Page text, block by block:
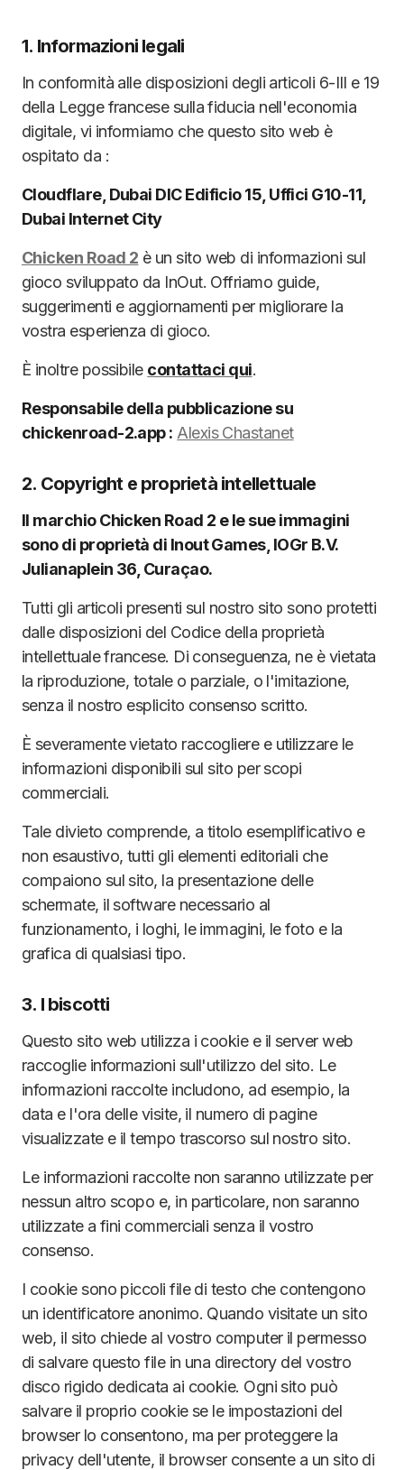
1. Informazioni legali
In conformità alle disposizioni degli articoli 6-III e 19
della Legge francese sulla fiducia nell'economia
digitale, vi informiamo che questo sito web è
ospitato da :
Cloudflare, Dubai DIC Edificio 15, Uffici G10-11,
Dubai Internet City
Chicken Road 2 è un sito web di informazioni sul
gioco sviluppato da InOut. Offriamo guide,
suggerimenti e aggiornamenti per migliorare la
vostra esperienza di gioco.
È inoltre possibile contattaci qui.
Responsabile della pubblicazione su
chickenroad-2.app : Alexis Chastanet
2. Copyright e proprietà intellettuale
Il marchio Chicken Road 2 e le sue immagini
sono di proprietà di Inout Games, IOGr B.V.
Julianaplein 36, Curaçao.
Tutti gli articoli presenti sul nostro sito sono protetti
dalle disposizioni del Codice della proprietà
intellettuale francese. Di conseguenza, ne è vietata
la riproduzione, totale o parziale, o l'imitazione,
senza il nostro esplicito consenso scritto.
È severamente vietato raccogliere e utilizzare le
informazioni disponibili sul sito per scopi
commerciali.
Tale divieto comprende, a titolo esemplificativo e
non esaustivo, tutti gli elementi editoriali che
compaiono sul sito, la presentazione delle
schermate, il software necessario al
funzionamento, i loghi, le immagini, le foto e la
grafica di qualsiasi tipo.
3. I biscotti
Questo sito web utilizza i cookie e il server web
raccoglie informazioni sull'utilizzo del sito. Le
informazioni raccolte includono, ad esempio, la
data e l'ora delle visite, il numero di pagine
visualizzate e il tempo trascorso sul nostro sito.
Le informazioni raccolte non saranno utilizzate per
nessun altro scopo e, in particolare, non saranno
utilizzate a fini commerciali senza il vostro
consenso.
I cookie sono piccoli file di testo che contengono
un identificatore anonimo. Quando visitate un sito
web, il sito chiede al vostro computer il permesso
di salvare questo file in una directory del vostro
disco rigido dedicata ai cookie. Ogni sito può
salvare il proprio cookie se le impostazioni del
browser lo consentono, ma per proteggere la
privacy dell'utente, il browser consente a un sito di